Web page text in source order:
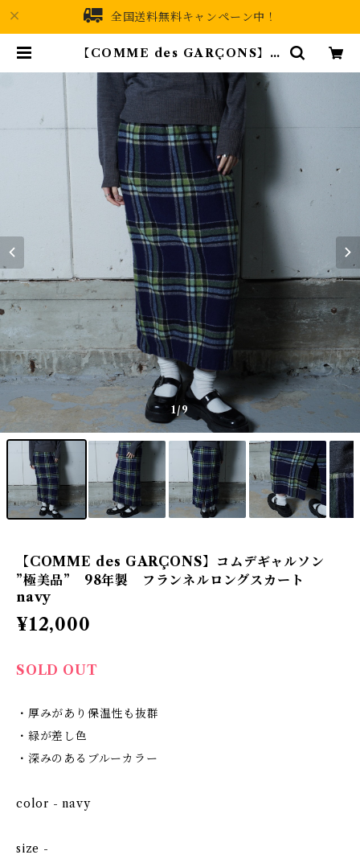
全国送料無料キャンペーン中！
【COMME des GARÇONS】コ
製 フランネルロングスカート na
vy | MIXHIVE
1/9
【COMME des GARÇONS】コムデギャルソン
”極美品” 98年製 フランネルロングスカート
navy
¥12,000
SOLD OUT
・厚みがあり保温性も抜群
・緑が差し色
・深みのあるブルーカラー
color - navy
size -